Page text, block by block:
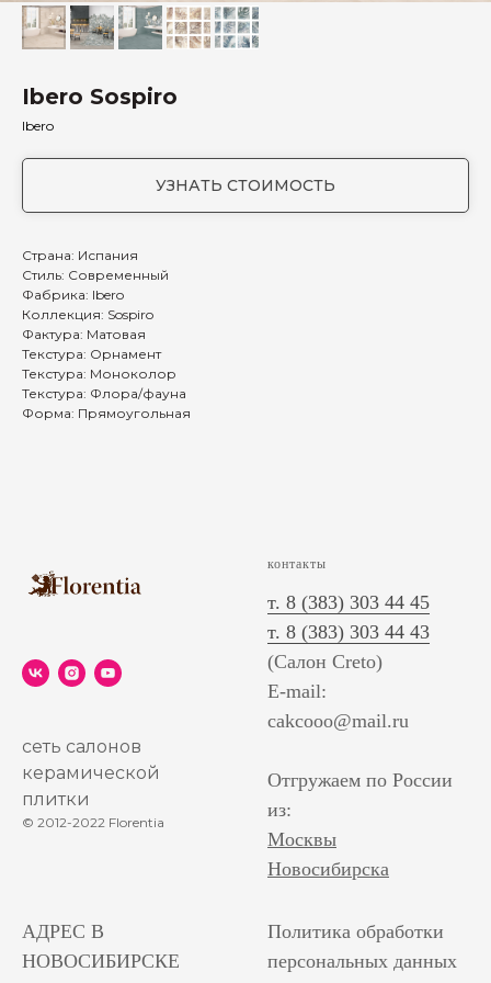
Ibero Sospiro
Ibero
УЗНАТЬ СТОИМОСТЬ
Страна: Испания
Стиль: Современный
Фабрика: Ibero
Коллекция: Sospiro
Фактура: Матовая
Текстура: Орнамент
Текстура: Моноколор
Текстура: Флора/фауна
Форма: Прямоугольная
сеть салонов
керамической
плитки
© 2012-2022 Florentia
контакты
т. 8 (383) 303 44 45
т. 8 (383) 303 44 43
(Салон Creto)
E-mail:
cakcooo@mail.ru
Отгружаем по России
из:
Москвы
Новосибирска
АДРЕС В
НОВОСИБИРСКЕ
Политика обработки
персональных данных